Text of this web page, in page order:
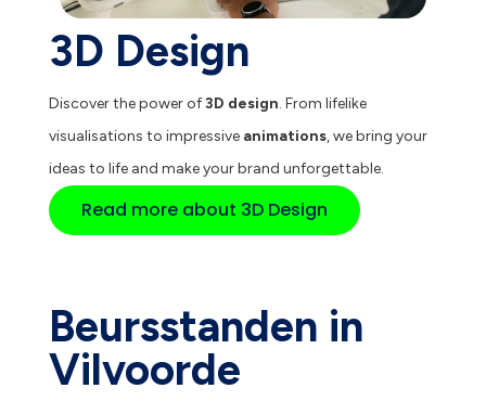
3D Design
Discover the power of3D design. From lifelike
visualisations to impressive animations, we bring your
ideas to life and make your brand unforgettable.
Read more about 3D Design
Beursstanden in
Vilvoorde